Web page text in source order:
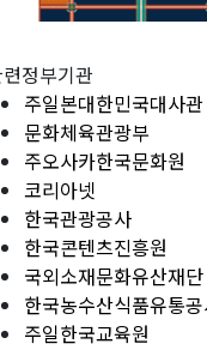
정부기관
주일본대한민국대사관
문화체육관광부
주오사카한국문화원
코리아넷
한국관광공사
한국콘텐츠진흥원
국외소재문화유산재단
한국농수산식품유통
주일한국교육원